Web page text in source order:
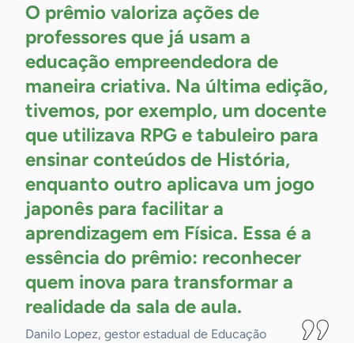
O prêmio valoriza ações de
professores que já usam a
educação empreendedora de
maneira criativa. Na última edição,
tivemos, por exemplo, um docente
que utilizava RPG e tabuleiro para
ensinar conteúdos de História,
enquanto outro aplicava um jogo
japonês para facilitar a
aprendizagem em Física. Essa é a
essência do prêmio: reconhecer
quem inova para transformar a
realidade da sala de aula.
Danilo Lopez, gestor estadual de Educação